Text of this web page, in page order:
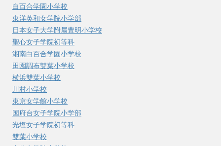
白百合学園小学校
東洋英和女学院小学部
日本女子大学附属豊明小学校
聖心女子学院初等科
湘南白百合学園小学校
田園調布雙葉小学校
横浜雙葉小学校
川村小学校
東京女学館小学校
国府台女子学院小学部
光塩女子学院初等科
雙葉小学校